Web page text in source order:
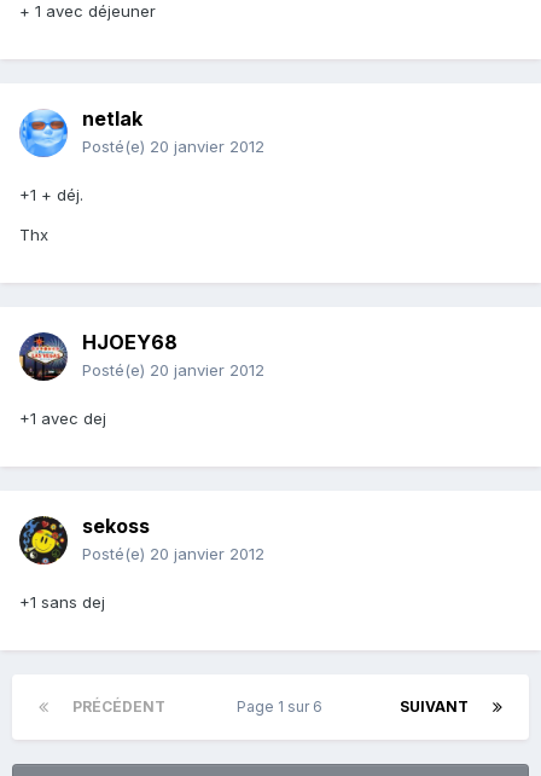
+ 1 avec déjeuner
netlak
Posté(e) 20 janvier 2012
+1 + déj.
Thx
HJOEY68
Posté(e) 20 janvier 2012
+1 avec dej
sekoss
Posté(e) 20 janvier 2012
+1 sans dej
PRÉCÉDENT SUIVANT
Page 1 sur 6